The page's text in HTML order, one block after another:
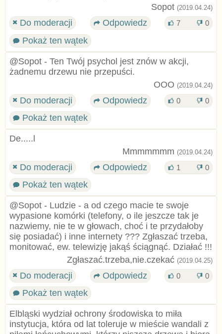
Sopot (2019.04.24)
Do moderacji Odpowiedz 7 0
Pokaż ten wątek
@Sopot - Ten Twój psychol jest znów w akcji,
żadnemu drzewu nie przepuści.
OOO (2019.04.24)
Do moderacji Odpowiedz 0 0
Pokaż ten wątek
De.....l
Mmmmmmm (2019.04.24)
Do moderacji Odpowiedz 1 0
Pokaż ten wątek
@Sopot - Ludzie - a od czego macie te swoje
wypasione komórki (telefony, o ile jeszcze tak je
nazwiemy, nie te w głowach, choć i te przydałoby
się posiadać) i inne internety ??? Zgłaszać trzeba,
monitować, ew. telewizję jakąś ściągnąć. Działać !!!
Zgłaszać.trzeba,nie.czekać (2019.04.25)
Do moderacji Odpowiedz 0 0
Pokaż ten wątek
Elbląski wydział ochrony środowiska to miła
instytucja, która od lat toleruje w mieście wandali z